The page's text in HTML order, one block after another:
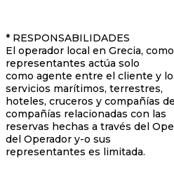
* RESPONSABILIDADES
El operador local en Grecia,
representantes actúa solo
como agente entre el cliente y
servicios marítimos, terrestres,
hoteles, cruceros y compañías
compañías relacionadas con las
reservas hechas a través del
del Operador y-o sus
representantes es limitada.